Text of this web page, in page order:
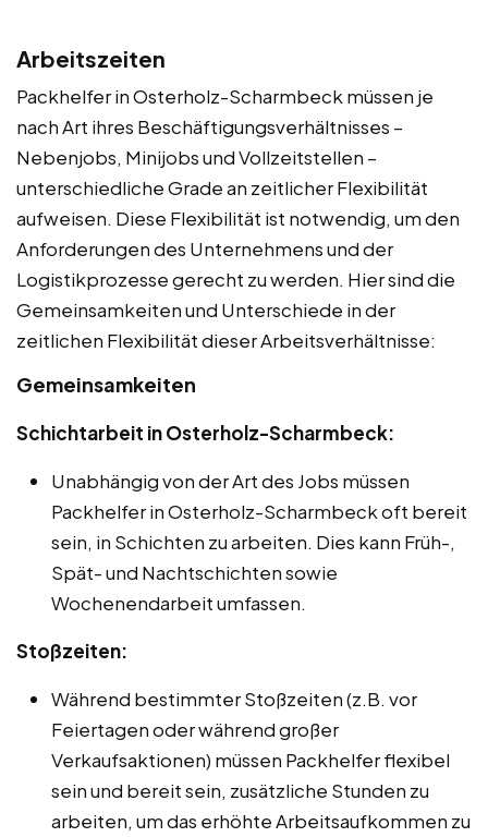
Arbeitszeiten
Packhelfer in Osterholz-Scharmbeck müssen je
nach Art ihres Beschäftigungsverhältnisses –
Nebenjobs, Minijobs und Vollzeitstellen –
unterschiedliche Grade an zeitlicher Flexibilität
aufweisen. Diese Flexibilität ist notwendig, um den
Anforderungen des Unternehmens und der
Logistikprozesse gerecht zu werden. Hier sind die
Gemeinsamkeiten und Unterschiede in der
zeitlichen Flexibilität dieser Arbeitsverhältnisse:
Gemeinsamkeiten
Schichtarbeit in Osterholz-Scharmbeck:
Unabhängig von der Art des Jobs müssen
Packhelfer in Osterholz-Scharmbeck oft bereit
sein, in Schichten zu arbeiten. Dies kann Früh-,
Spät- und Nachtschichten sowie
Wochenendarbeit umfassen.
Stoßzeiten:
Während bestimmter Stoßzeiten (z.B. vor
Feiertagen oder während großer
Verkaufsaktionen) müssen Packhelfer flexibel
sein und bereit sein, zusätzliche Stunden zu
arbeiten, um das erhöhte Arbeitsaufkommen zu